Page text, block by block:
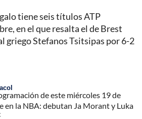
tiene seis títulos ATP
en el que resalta el de Brest
griego Stefanos Tsitsipas por 6-2
de este miércoles 19 de
en la NBA: debutan Ja Morant y Luka